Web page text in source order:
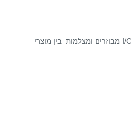
Crevis נוסדה בשנת 2000, החברה מתמחה ברשתות תעשייתיות (FieldBus) טכנולגיות שיש עבור F.A החברה היא יצרנית I/O מבוזרים ומצלמות. בין מוצרי